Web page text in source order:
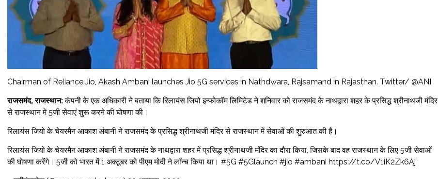
Chairman of Reliance Jio, Akash Ambani launches Jio 5G services in Nathdwara, Rajsamand in Rajasthan. Twitter/ @ANI
राजसमंद, राजस्थान:कंपनी के एक अधिकारी ने बताया कि रिलायंस जियो इन्फोकॉम लिमिटेड ने शनिवार को राजसमंद के नाथद्वारा शहर के प्रसिद्ध श्रीनाथजी मंदिर
से राजस्थान में 5जी सेवाएं शुरू करने की घोषणा की।
रिलायंस जियो के चेयरमैन आकाश अंबानी ने राजसमंद के प्रसिद्ध श्रीनाथजी मंदिर से राजस्थान में सेवाओं की शुरुआत की है।
रिलायंस जियो के चेयरमैन आकाश अंबानी ने राजसमंद के नाथद्वारा शहर में प्रसिद्ध श्रीनाथजी मंदिर का दौरा किया, जिसके बाद वह राजस्थान के लिए 5जी सेवाओं
की घोषणा करेंगे। 5जी को भारत में 1 अक्टूबर को पीएम मोदी ने लॉन्च किया था। #5G #5Glaunch #jio #ambani https://t.co/V1iK2Zk6Aj